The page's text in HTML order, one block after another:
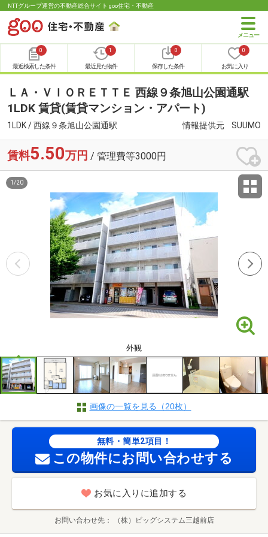
NTTグループ運営の不動産総合サイト goo住宅・不動産
0
最近検索した条件
1
最近見た物件
0
保存した条件
0
お気に入り
ＬＡ・ＶＩＯＲＥＴＴＥ 西線９条旭山公園通駅
1LDK 賃貸(賃貸マンション・アパート)
1LDK / 西線９条旭山公園通駅 情報提供元 SUUMO
賃料5.50万円 / 管理費等3000円
外観
1 /20
画像の一覧を見る（20枚）
無料・簡単2項目！
この物件にお問い合わせする
お気に入りに追加する
お問い合わせ先 （株）ビッグシステム三越前店